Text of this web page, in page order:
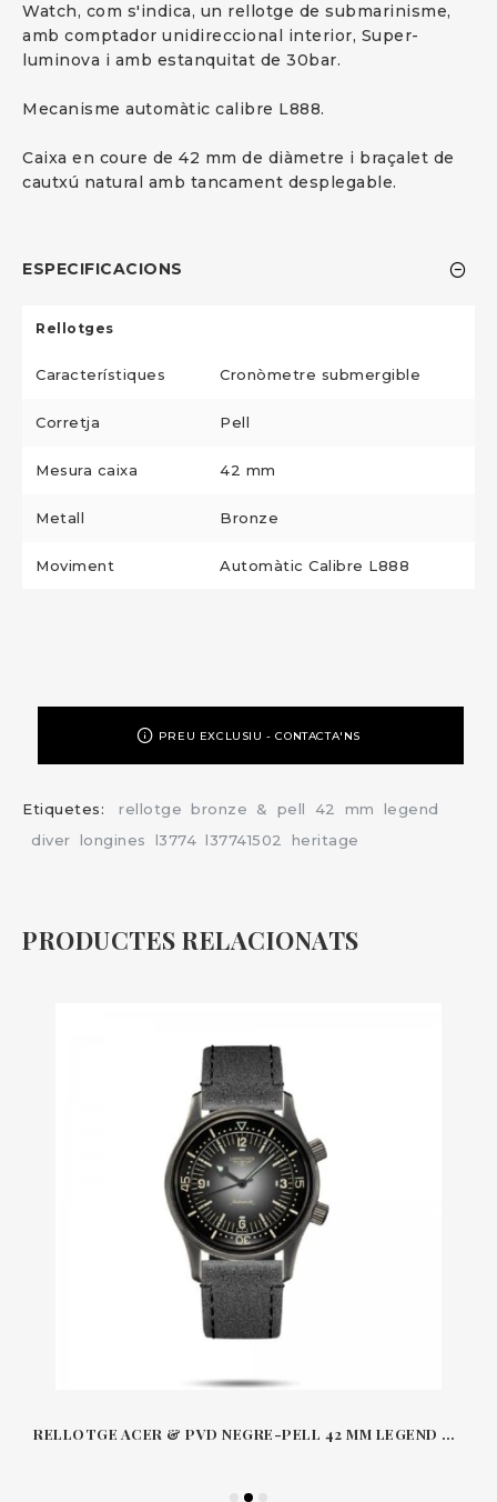
Watch, com s'indica, un rellotge de submarinisme,
amb comptador unidireccional interior, Super-
luminova i amb estanquitat de 30bar.
Mecanisme automàtic calibre L888.
Caixa en coure de 42 mm de diàmetre i braçalet de
cautxú natural amb tancament desplegable.
ESPECIFICACIONS
Rellotges
Característiques Cronòmetre submergible
Corretja Pell
Mesura caixa 42 mm
Metall Bronze
Moviment Automàtic Calibre L888
PREU EXCLUSIU - CONTACTA'NS
Etiquetes: rellotge bronze & pell 42 mm
legend
diver longines l3774 l37741502 heritage
PRODUCTES RELACIONATS
RELLOTGE ACER & PVD NEGRE-PELL 42 MM LEGEND DIVER LONGINES L3774BL